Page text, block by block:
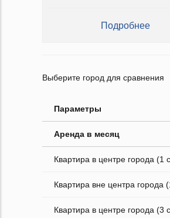
Подробнее
Выберите город для сравнения
Параметры
Аренда в месяц
Квартира в центре города (1
Квартира вне центра города
Квартира в центре города (3